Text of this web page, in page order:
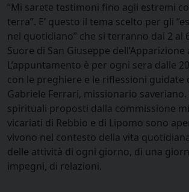
“Mi sarete testimoni fino agli estremi
terra”. E’ questo il tema scelto per gli
nel quotidiano” che si terranno dal 2 al
Suore di San Giuseppe dell’Apparizione
L’appuntamento è per ogni sera dalle
con le preghiere e le riflessioni guidate
Gabriele Ferrari, missionario saveriano.
spirituali proposti dalla commissione
vicariati di Rebbio e di Lipomo sono
vivono nel contesto della vita
delle attività di ogni giorno, di una
impegni, di relazioni.